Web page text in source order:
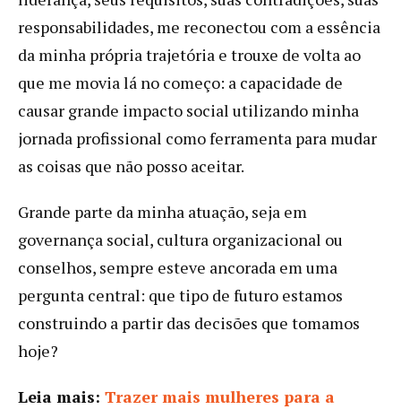
responsabilidades, me reconectou com a essência
da minha própria trajetória e trouxe de volta ao
que me movia lá no começo: a capacidade de
causar grande impacto social utilizando minha
jornada profissional como ferramenta para mudar
as coisas que não posso aceitar.
Grande parte da minha atuação, seja em
governança social, cultura organizacional ou
conselhos, sempre esteve ancorada em uma
pergunta central: que tipo de futuro estamos
construindo a partir das decisões que tomamos
hoje?
Leia mais: Trazer mais mulheres para a